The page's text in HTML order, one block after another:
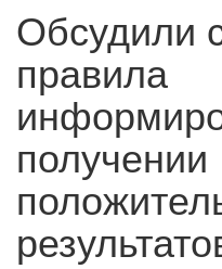
Обсудили
правила
получении